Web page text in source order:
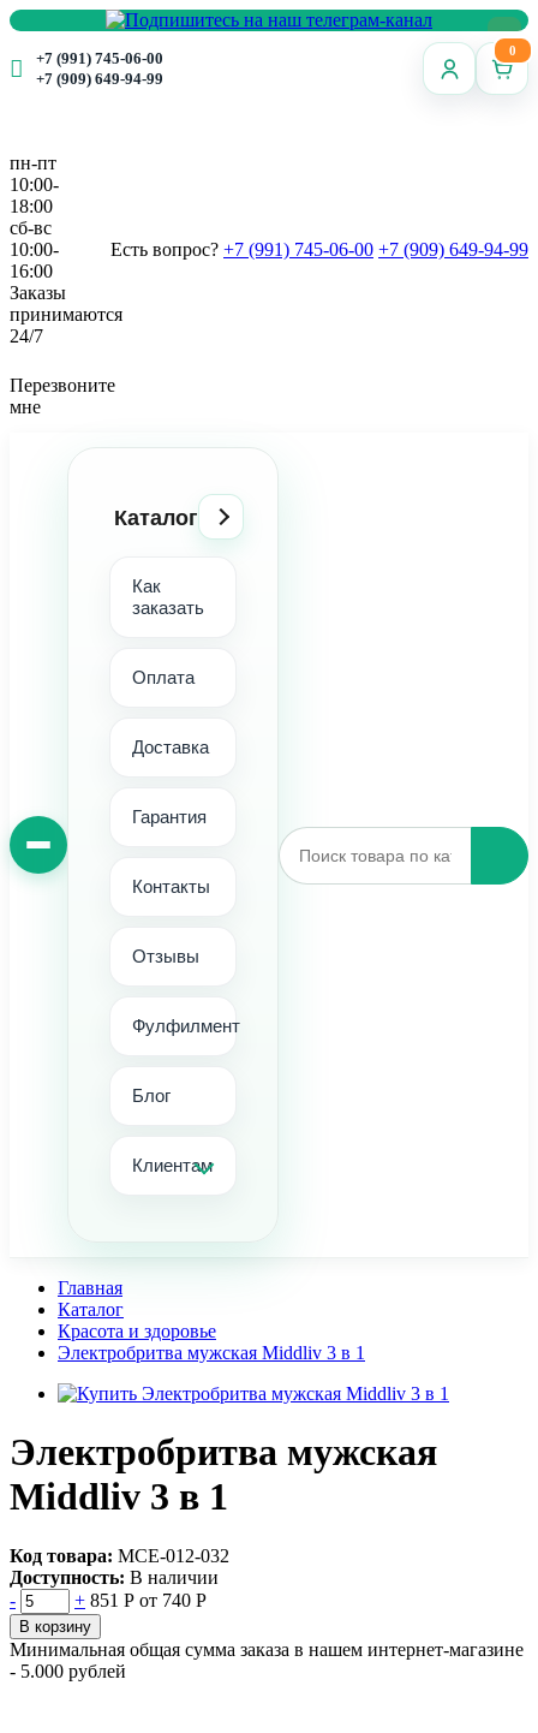
+7 (991) 745-06-00
+7 (909) 649-94-99
0
пн-пт
10:00-
18:00
сб-вс
10:00-
16:00
Заказы
принимаются
24/7
Есть вопрос? +7 (991) 745-06-00 +7 (909) 649-94-99
Перезвоните
мне
Каталог
Как
заказать
Оплата
Доставка
Гарантия
Контакты
Отзывы
Фулфилмент
Блог
Клиентам
Главная
Каталог
Красота и здоровье
Электробритва мужская Middliv 3 в 1
Электробритва мужская
Middliv 3 в 1
Код товара: МСЕ-012-032
Доступность: В наличии
-
+ 851 Р от 740 Р
В корзину
Минимальная общая сумма заказа в нашем интернет-магазине
- 5.000 рублей